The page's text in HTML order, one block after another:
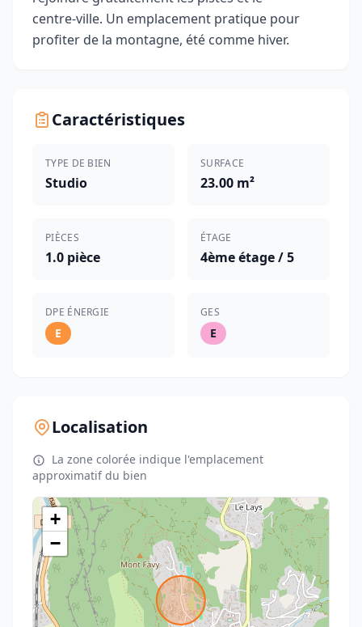
centre‑ville. Un emplacement pratique pour
profiter de la montagne, été comme hiver.
Caractéristiques
TYPE DE BIEN
Studio
SURFACE
23.00 m²
PIÈCES
1.0 pièce
ÉTAGE
4ème étage / 5
DPE ÉNERGIE
E
GES
E
Localisation
La zone colorée indique l'emplacement
approximatif du bien
+
−